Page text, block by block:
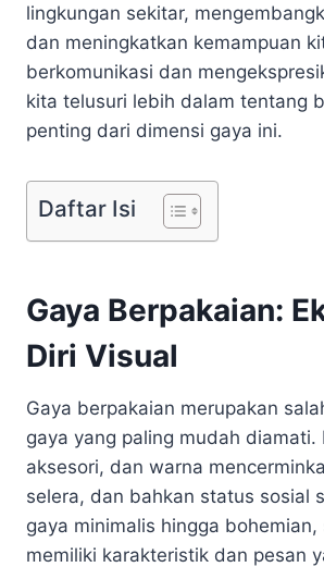
lingkungan sekitar,
dan meningkatkan kemampuan
berkomunikasi dan
kita telusuri lebih dalam tentang
penting dari dimensi gaya ini.
Daftar Isi
Gaya Berpakaian:
Diri Visual
Gaya berpakaian merupakan
gaya yang paling mudah diamati.
aksesori, dan warna
selera, dan bahkan status sosial
gaya minimalis hingga bohemian,
memiliki karakteristik dan pesan